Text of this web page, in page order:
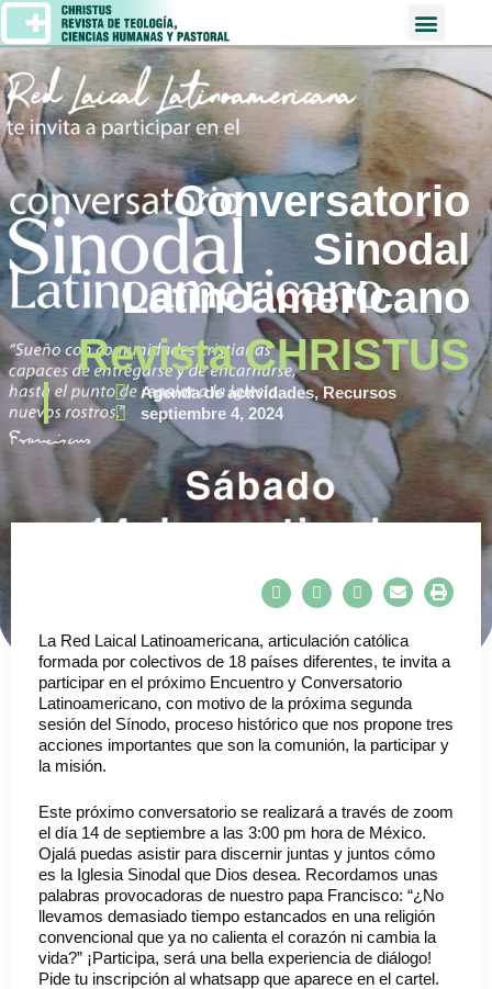
Conversatorio
Sinodal
Latinoamericano
Revista CHRISTUS
Agenda de actividades,Recursos
septiembre 4, 2024
La Red Laical Latinoamericana, articulación católica
formada por colectivos de 18 países diferentes, te invita a
participar en el próximo Encuentro y Conversatorio
Latinoamericano, con motivo de la próxima segunda
sesión del Sínodo, proceso histórico que nos propone tres
acciones importantes que son la comunión, la participar y
la misión.
Este próximo conversatorio se realizará a través de zoom
el día 14 de septiembre a las 3:00 pm hora de México.
Ojalá puedas asistir para discernir juntas y juntos cómo
es la Iglesia Sinodal que Dios desea. Recordamos unas
palabras provocadoras de nuestro papa Francisco: “¿No
llevamos demasiado tiempo estancados en una religión
convencional que ya no calienta el corazón ni cambia la
vida?” ¡Participa, será una bella experiencia de diálogo!
Pide tu inscripción al whatsapp que aparece en el cartel.